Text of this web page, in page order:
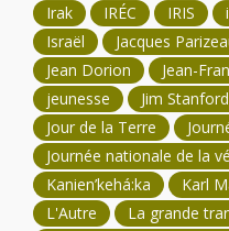
Irak
IRÉC IRIS
Israël
Jacques
Jean Dorion
Jean-
jeunesse
Jim Stanford
Jour de la Terre
Journée nationale de la
Kanien’kehá:ka
Karl
L'Autre
La grande